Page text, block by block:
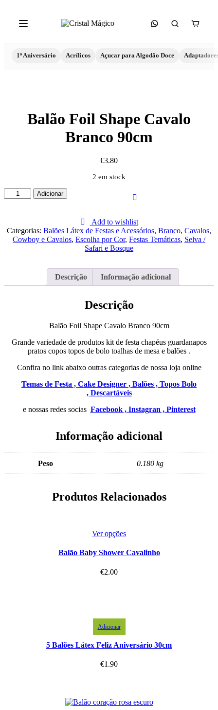
1º Aniversário Acrílicos Açucar para Algodão Doce
Balão Foil Shape Cavalo
Branco 90cm
€3.80
2 em stock
Quantidade
de
Shape
Cavalo
Branco
Adicionar
Add to wishlist
Categorias: Balões Látex de Festas e Acessórios, Branco, Cavalos,
Cowboy e Cavalos, Escolha por Cor, Festas Temáticas, Selva /
Safari e Bosque
Descrição Informação adicional
Descrição
Balão Foil Shape Cavalo Branco 90cm
Grande variedade de produtos kit de festa chapéus guardanapos
pratos copos topos de bolo toalhas de mesa e balões .
Confira no link abaixo outras categorias de nossa loja online
Temas de Festa , Cake Designer , Balões , Topos Bolo
, Descartáveis
e nossas redes socias Facebook , Instagran , Pinterest
Informação adicional
Peso 0.180 kg
Produtos Relacionados
Ver opções
Balão Baby Shower Cavalinho
€2.00
Adicionar
5 Balões Látex Feliz Aniversário 30cm
€1.90